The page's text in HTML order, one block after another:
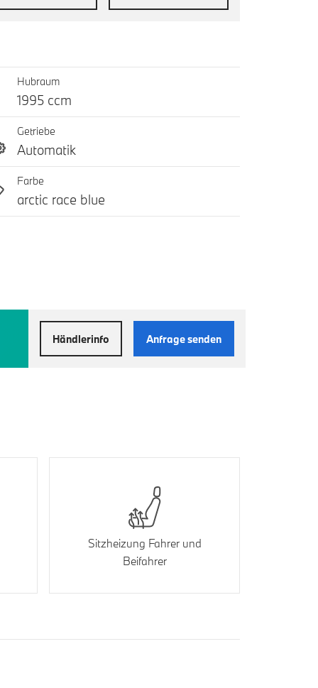
Hubraum
1995 ccm
Getriebe
Automatik
Farbe
arctic race blue
Händlerinfo Anfrage senden
Sitzheizung Fahrer und
Beifahrer